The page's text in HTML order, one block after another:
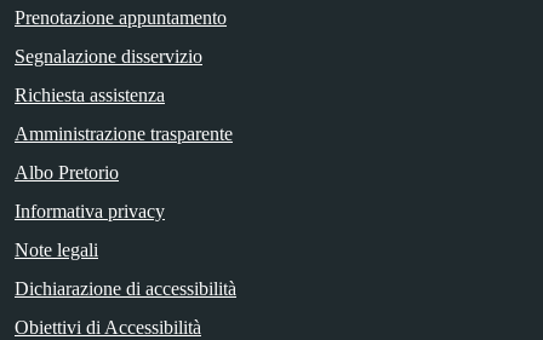
Prenotazione appuntamento
Segnalazione disservizio
Richiesta assistenza
Amministrazione trasparente
Albo Pretorio
Informativa privacy
Note legali
Dichiarazione di accessibilità
Obiettivi di Accessibilità